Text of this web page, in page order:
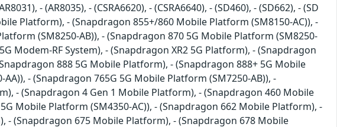
- (AR8035), - (CSRA6620), - (CSRA6640), - (SD460), - (SD662), - (SD
Platform), - (Snapdragon 855+/860 Mobile Platform (SM8150-AC)), -
(SM8250-AB)), - (Snapdragon 870 5G Mobile Platform (SM8250-
Modem-RF System), - (Snapdragon XR2 5G Platform), - (Snapdragon
888 5G Mobile Platform), - (Snapdragon 888+ 5G Mobile
- (Snapdragon 765G 5G Mobile Platform (SM7250-AB)), -
- (Snapdragon 4 Gen 1 Mobile Platform), - (Snapdragon 460 Mobile
Mobile Platform (SM4350-AC)), - (Snapdragon 662 Mobile Platform), -
(Snapdragon 675 Mobile Platform), - (Snapdragon 678 Mobile